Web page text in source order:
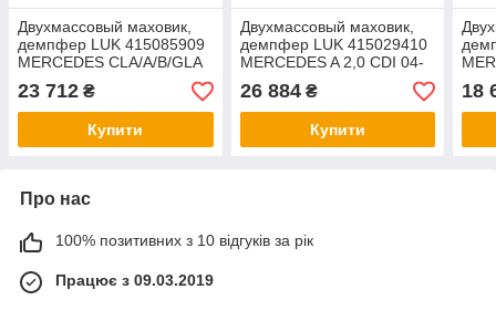
Двухмассовый маховик,
демпфер LUK 415085909
MERCEDES CLA/A/B/GLA
160CDI/180CDI 12-
23 712 ₴
Купити
Двухмассовый маховик,
демпфер LUK 415029410
MERCEDES A 2,0 CDI 04-
26 884₴
Купити
CDI
18
Про нас
100% позитивних з 10 відгуків за рік
Працює з 09.03.2019